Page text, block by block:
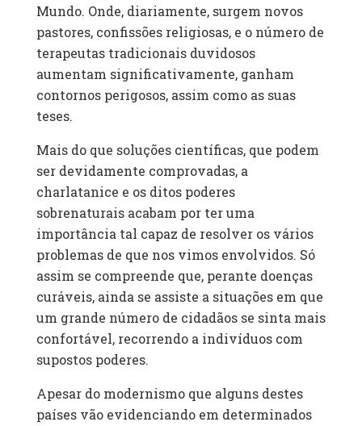
Mundo. Onde, diariamente, surgem novos
pastores, confissões religiosas, e o número de
terapeutas tradicionais duvidosos
aumentam significativamente, ganham
contornos perigosos, assim como as suas
teses.
Mais do que soluções científicas, que podem
ser devidamente comprovadas, a
charlatanice e os ditos poderes
sobrenaturais acabam por ter uma
importância tal capaz de resolver os vários
problemas de que nos vimos envolvidos. Só
assim se compreende que, perante doenças
curáveis, ainda se assiste a situações em que
um grande número de cidadãos se sinta mais
confortável, recorrendo a indivíduos com
supostos poderes.
Apesar do modernismo que alguns destes
países vão evidenciando em determinados